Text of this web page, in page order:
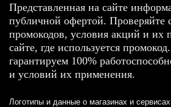
Представленная на сайте
публичной офертой. Проверяйте
промокодов, условия акций и их
сайте, где используется
гарантируем 100%
и условий их применения.
Логотипы и данные о магазинах и